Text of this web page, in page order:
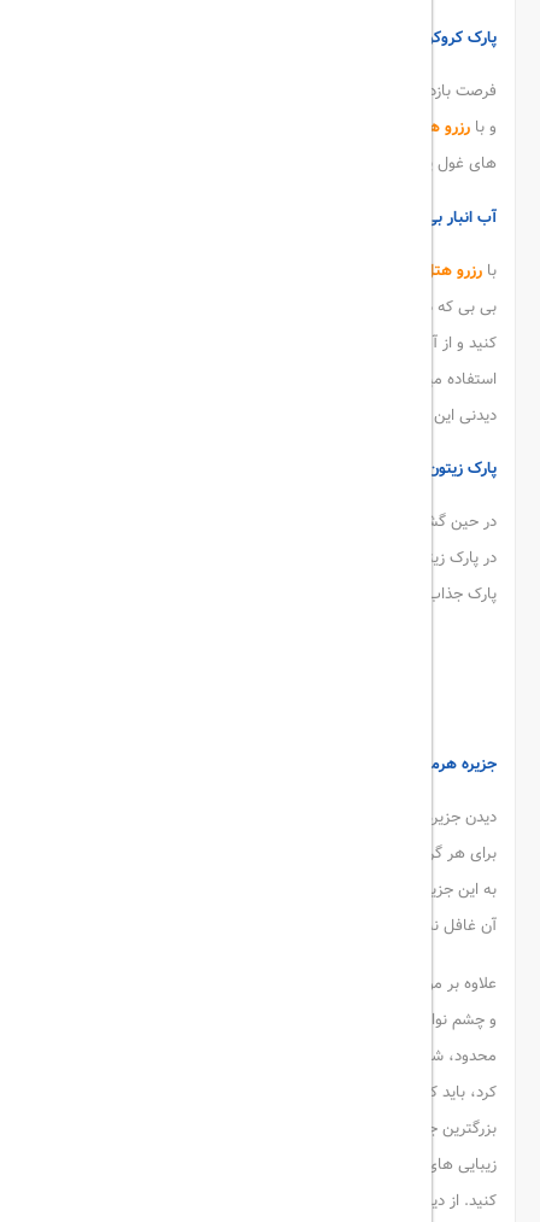
پارک کروکودیل ها
فرصت بازدید از این پارک هیجان انگیز را در سفر به قشم از دست ندهید
و بارزرو هتل قشم
های غول پیکر باشید.
آب انبار بی بی
بارزرو هتل قشم
بی بی که در گذشته توسط زنی به نام صوغیه ساخته شده است، دیدن
کنید و از آب گوارا و تصفیه شده ی این آب انبار که هم اکنون نیز از آن
استفاده میشود، بنوشید و از نزدیک شاهد نعمت های الهی و جاذبه های
دیدنی این جزیره ی بزرگ باشید.
پارک زیتون قشم
در حین گشت و گزار و دیدن جاذبه های گردشگری این جزیره، می توانید
در پارک زیتون واقع در مرکز شهر استراحت کنید و از امکانات رفاهی این
پارک جذاب بهره مند شوید.
جزیره هرمز
دیدن جزیره ی قرمز رنگ هرمز و شکوه و زیبایی تنگه هرمز، میتواند
برای هر گردشگری جذاب و شگفت انگیز باشد. با
به این جزیره ی کم نظیر، از دیدن جزیره ی هرمز و زیبایی خیره کننده ی
آن غافل نباشید.
علاوه بر مواردی که ذکر کردیم، جزیره ی قشم پر است از جاذبه های زیبا
و چشم نواز که توصیف زیبایی و شکوه آن ها با کلمات و جملات
محدود، شدنی نیست و آنگونه که باید نمی توان زیبایی آنها را وصف
کرد، باید کوله بار سفر را ببندید و با
بزرگترین جزیره ی خلیج همیشه فارس ایران شوید و تمام جذابیت ها و
زیبایی های این جزیره را با چشم خود ببینید و با تمام وجود خود لمس
کنید. از دیگر جاذبه های این جزیره می توان به تنگه عالی محمد، کاسه